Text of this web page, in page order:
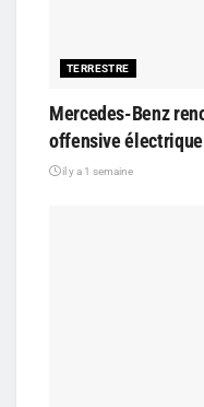
TERRESTRE
Mercedes-Benz
offensive
il y a 1 semaine